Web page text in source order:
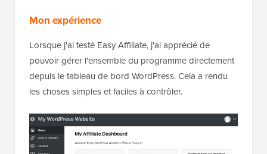
Mon expérience
Lorsque j'ai testé Easy Affiliate, j'ai apprécié de
pouvoir gérer l'ensemble du programme directement
depuis le tableau de bord WordPress. Cela a rendu
les choses simples et faciles à contrôler.